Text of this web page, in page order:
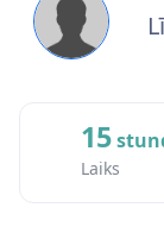
15
Laiks